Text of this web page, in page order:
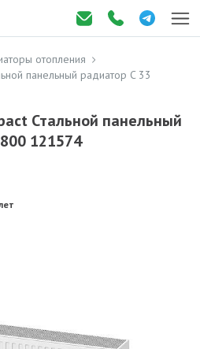
отопления
панельный радиатор C 33
Стальной панельный
121574